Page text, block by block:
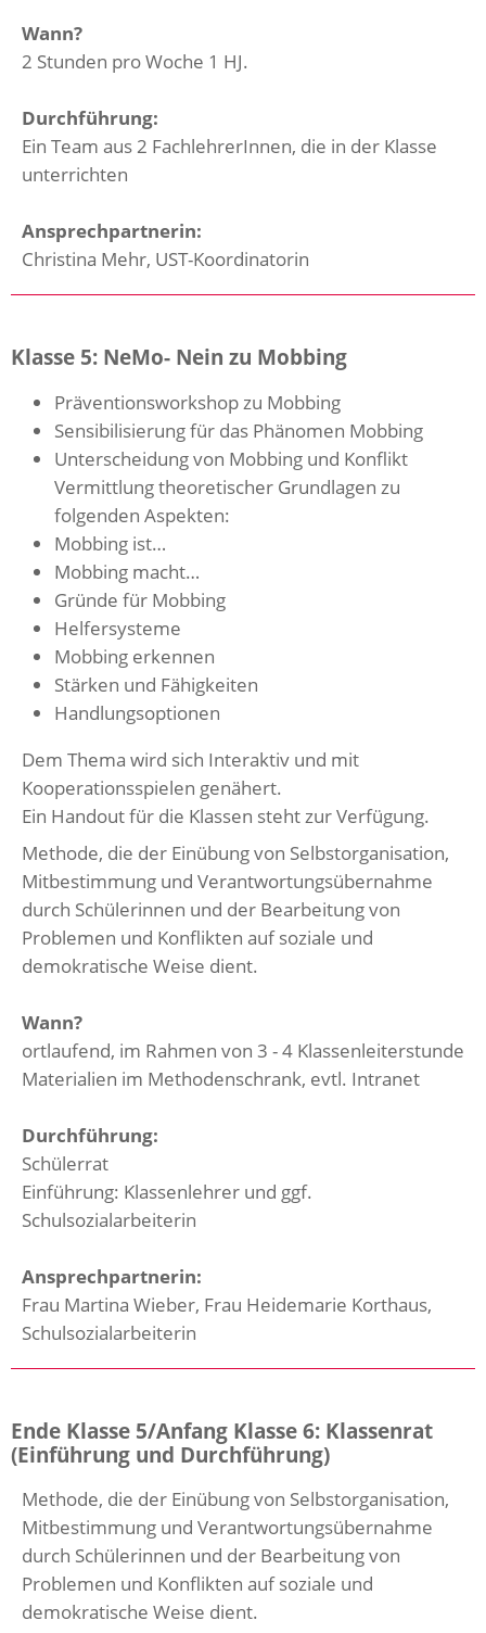
Wann?
2 Stunden pro Woche 1 HJ.
Durchführung:
Ein Team aus 2 FachlehrerInnen, die in der Klasse
unterrichten
Ansprechpartnerin:
Christina Mehr, UST-Koordinatorin
Klasse 5: NeMo- Nein zu Mobbing
Präventionsworkshop zu Mobbing
Sensibilisierung für das Phänomen Mobbing
Unterscheidung von Mobbing und Konflikt
Vermittlung theoretischer Grundlagen zu
folgenden Aspekten:
Mobbing ist…
Mobbing macht…
Gründe für Mobbing
Helfersysteme
Mobbing erkennen
Stärken und Fähigkeiten
Handlungsoptionen
Dem Thema wird sich Interaktiv und mit
Kooperationsspielen genähert.
Ein Handout für die Klassen steht zur Verfügung.
Methode, die der Einübung von Selbstorganisation,
Mitbestimmung und Verantwortungsübernahme
durch Schülerinnen und der Bearbeitung von
Problemen und Konflikten auf soziale und
demokratische Weise dient.
Wann?
ortlaufend, im Rahmen von 3 - 4 Klassenleiterstunde
Materialien im Methodenschrank, evtl. Intranet
Durchführung:
Schülerrat
Einführung: Klassenlehrer und ggf.
Schulsozialarbeiterin
Ansprechpartnerin:
Frau Martina Wieber, Frau Heidemarie Korthaus,
Schulsozialarbeiterin
Ende Klasse 5/Anfang Klasse 6: Klassenrat
(Einführung und Durchführung)
Methode, die der Einübung von Selbstorganisation,
Mitbestimmung und Verantwortungsübernahme
durch Schülerinnen und der Bearbeitung von
Problemen und Konflikten auf soziale und
demokratische Weise dient.